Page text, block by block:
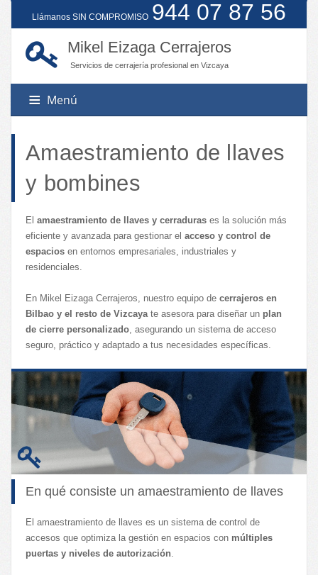
Llámanos SIN COMPROMISO 944 07 87 56
Mikel Eizaga Cerrajeros
Servicios de cerrajería profesional en Vizcaya
Menú
Servicios
Apertura de puertas
Apertura de vehículos
Automatismos para puertas
Bombines antibumping
Cambio de cerraduras
Lanzamientos judiciales
Poblaciones
Barakaldo
Basauri
Galdakao
Getxo
Leioa
Portugalete
Santurtzi
Contacto
Amaestramiento de llaves
y bombines
El amaestramiento de llaves y cerraduras es la solución más
eficiente y avanzada para gestionar el acceso y control de
espacios en entornos empresariales, industriales y
residenciales.
En Mikel Eizaga Cerrajeros, nuestro equipo de cerrajeros en
Bilbao y el resto de Vizcayate asesora para diseñar un plan
de cierre personalizado, asegurando un sistema de acceso
seguro, práctico y adaptado a tus necesidades específicas.
En qué consiste un amaestramiento de llaves
El amaestramiento de llaves es un sistema de control de
accesos que optimiza la gestión en espacios con múltiples
puertas y niveles de autorización